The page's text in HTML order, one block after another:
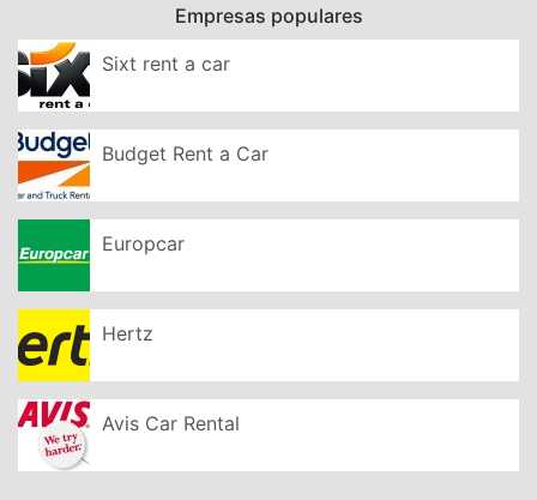
Empresas populares
Sixt rent a car
Budget Rent a Car
Europcar
Hertz
Avis Car Rental